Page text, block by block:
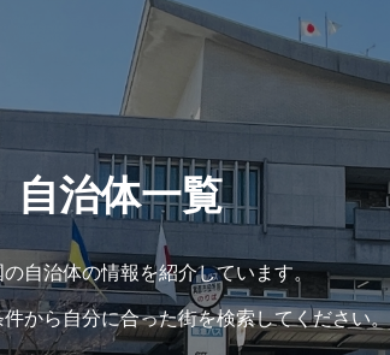
自治体一覧
の自治体の情報を紹介しています。
から自分に合った街を検索してください。